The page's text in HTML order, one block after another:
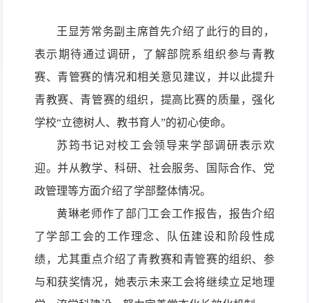
王显芳常务副 主席首先介绍了此行的目的，
表示期待通过调研 ， 了解部 院系组织参与 青教
赛、 青管赛的情况和相关意见建议， 并以此提升
青教赛、 青管赛的组织， 提高 比赛的质量，强化
学校“立德树人、教书育人”的初心使命。
苏筠书记对校工会领导来学部调研表示欢
迎。并从教学、科研、社会服务、国际合作、党
政管理等方面介绍了学部整体情况。
黄琳老师作了部门工会工作报告，报告介绍
了学部工会的 工作理念、队伍建设和阶段性成
绩，尤其重点介绍了青教赛和 青管赛的组织、参
与和获奖情况，她表示未来工会将继续立足地理